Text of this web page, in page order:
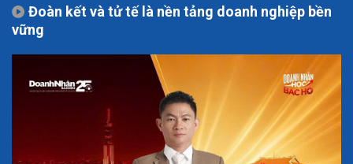
Đoàn kết và tử tế là nền tảng doanh nghiệp bền
vững